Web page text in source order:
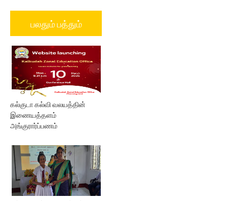
பலதும் பத்தும்
கல்குடா கல்வி வலயத்தின்
இணையத்தளம்
அங்குரார்ப்பணம்